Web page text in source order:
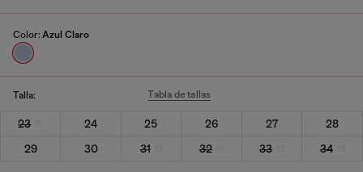
Color: Azul Claro
Talla: Tabla de tallas
23 24 25 26 27
28
29
30 31 32 33 34